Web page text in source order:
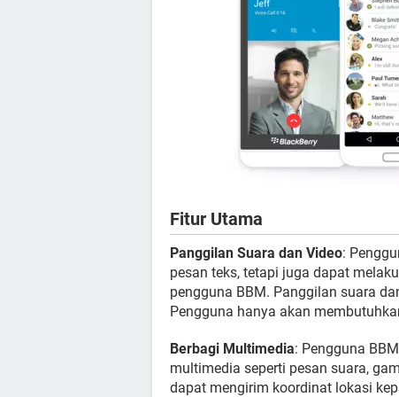
Fitur Utama
Panggilan Suara dan Video:
pesan teks, tetapi juga dapat
pengguna BBM. Panggilan suara
Pengguna hanya akan
Berbagi Multimedia: Pengguna
multimedia seperti pesan suara,
dapat mengirim koordinat lokasi